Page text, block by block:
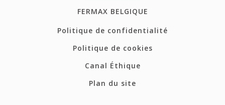
FERMAX BELGIQUE
Politique de confidentialité
Politique de cookies
Canal Éthique
Plan du site